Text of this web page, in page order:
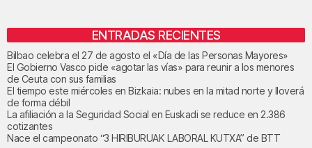
ENTRADAS RECIENTES
Bilbao celebra el 27 de agosto el «Día de las Personas Mayores»
El Gobierno Vasco pide «agotar las vías» para reunir a los menores
de Ceuta con sus familias
El tiempo este miércoles en Bizkaia: nubes en la mitad norte y lloverá
de forma débil
La afiliación a la Seguridad Social en Euskadi se reduce en 2.386
cotizantes
Nace el campeonato “3 HIRIBURUAK LABORAL KUTXA” de BTT